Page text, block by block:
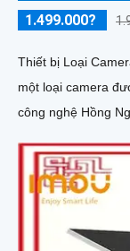
1.499.000?
Thiết bị Loại
một loại camera